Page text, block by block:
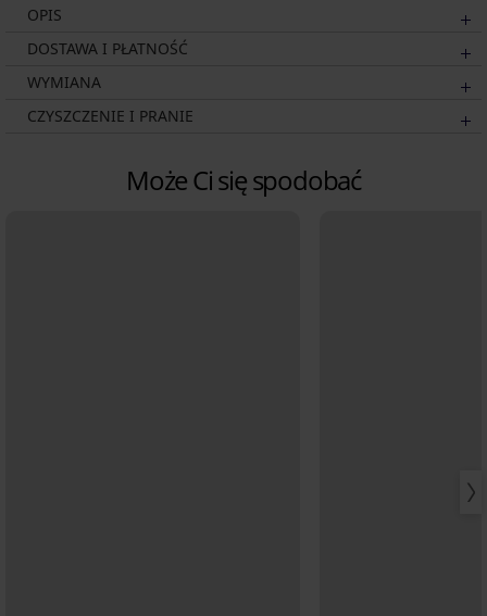
OPIS
DOSTAWA I PŁATNOŚĆ
WYMIANA
CZYSZCZENIE I PRANIE
Może Ci się spodobać